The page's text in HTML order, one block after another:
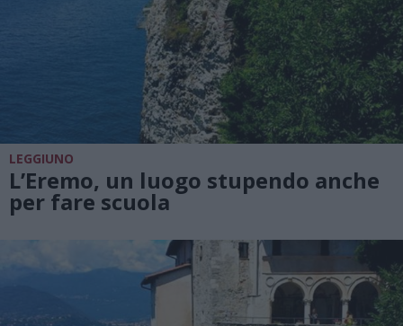
LEGGIUNO
L’Eremo, un luogo stupendo anche
per fare scuola